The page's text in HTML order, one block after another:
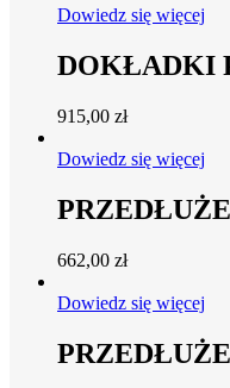
Dowiedz się więcej
DOKŁADKI
915,00 zł
Dowiedz się więcej
662,00 zł
Dowiedz się więcej